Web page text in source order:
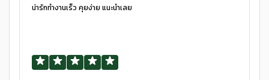
น่ารักทำงานเร็ว คุยง่าย แนะนำเลย